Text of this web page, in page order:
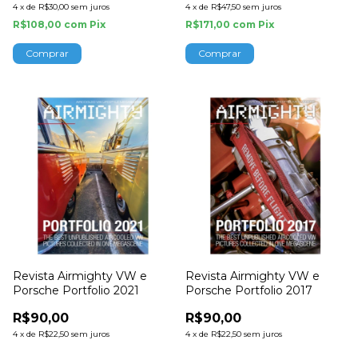
4 x de R$30,00 sem juros
R$108,00 com Pix
4 x de R$47,50 sem juros
R$171,00 com Pix
Revista Airmighty VW e
Porsche Portfolio 2021
R$90,00
4 x de R$22,50 sem juros
Revista Airmighty VW e
Porsche Portfolio 2017
R$90,00
4 x de R$22,50 sem juros